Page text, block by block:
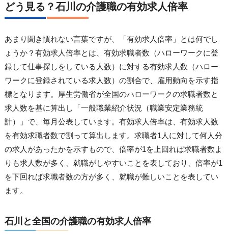
どう見る？石川の介護職の有効求人倍率
あまり聞き慣れない言葉ですが、「有効求人倍率」とは何でし
ょうか？有効求人倍率とは、有効求職者数（ハローワークに登
録して仕事探しをしている人数）に対する有効求人数（ハロー
ワークに登録されている求人数）の割合で、雇用動向を示す指
標となります。厚生労働省が全国のハローワークの求職者数と
求人数を基に算出し「一般職業紹介状況（職業安定業務統
計）」で、毎月公表しています。有効求人倍率は、有効求人数
を有効求職者数で割って算出します。求職者1人に対して何人分
の求人があったかを示すもので、倍率が1を上回れば求職者数よ
りも求人数が多く、就職がしやすいことを表しており、倍率が1
を下回れば求職者数の方が多く、就職が難しいことを表してい
ます。
石川と全国の介護職の有効求人倍率